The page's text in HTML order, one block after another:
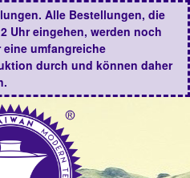
Alle Bestellungen, die
Uhr eingehen, werden noch
umfangreiche
durch und können daher